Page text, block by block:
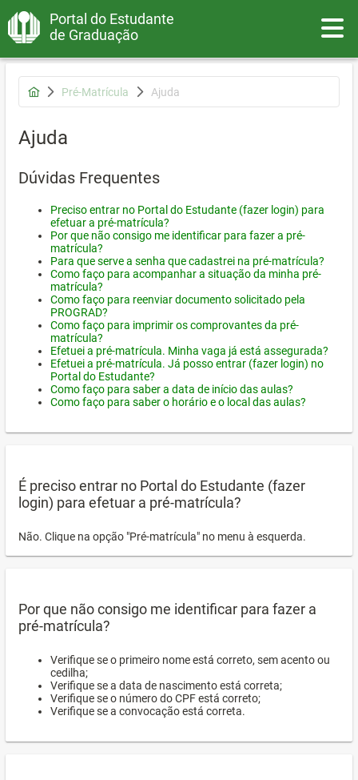
Portal do Estudante
de Graduação
Pré-Matrícula Ajuda
Ajuda
Dúvidas Frequentes
Preciso entrar no Portal do Estudante (fazer login) para
efetuar a pré-matrícula?
Por que não consigo me identificar para fazer a pré-
matrícula?
Para que serve a senha que cadastrei na pré-matrícula?
Como faço para acompanhar a situação da minha pré-
matrícula?
Como faço para reenviar documento solicitado pela
PROGRAD?
Como faço para imprimir os comprovantes da pré-
matrícula?
Efetuei a pré-matrícula. Minha vaga já está assegurada?
Efetuei a pré-matrícula. Já posso entrar (fazer login) no
Portal do Estudante?
Como faço para saber a data de início das aulas?
Como faço para saber o horário e o local das aulas?
É preciso entrar no Portal do Estudante (fazer
login) para efetuar a pré-matrícula?
Não. Clique na opção "Pré-matrícula" no menu à esquerda.
Por que não consigo me identificar para fazer a
pré-matrícula?
Verifique se o primeiro nome está correto, sem acento ou
cedilha;
Verifique se a data de nascimento está correta;
Verifique se o número do CPF está correto;
Verifique se a convocação está correta.